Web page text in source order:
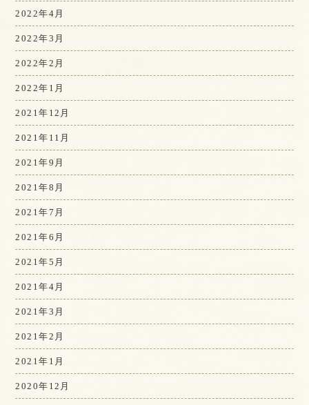
2022年4月
2022年3月
2022年2月
2022年1月
2021年12月
2021年11月
2021年9月
2021年8月
2021年7月
2021年6月
2021年5月
2021年4月
2021年3月
2021年2月
2021年1月
2020年12月